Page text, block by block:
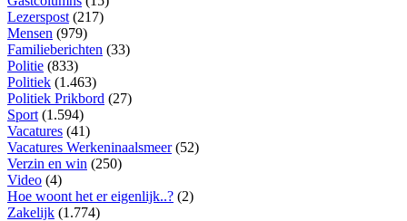
Lezerspost (217)
Mensen (979)
Familieberichten (33)
Politie (833)
Politiek (1.463)
Politiek Prikbord (27)
Sport (1.594)
Vacatures (41)
Vacatures Werkeninaalsmeer(52)
Verzin en win (250)
Video (4)
Hoe woont het er eigenlijk..? (2)
Zakelijk (1.774)